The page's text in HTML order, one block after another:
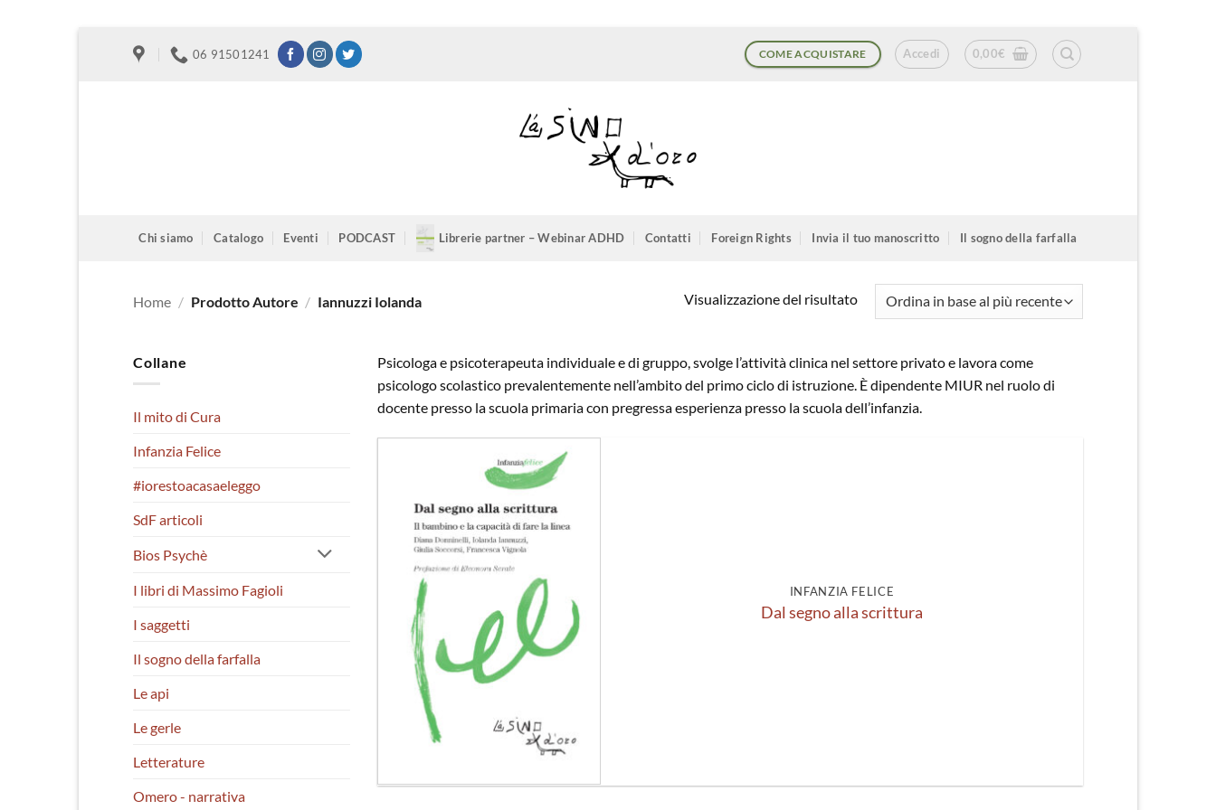
06 91501241 COME ACQUISTARE Accedi 0,00€
Chi siamo Catalogo Eventi PODCAST Librerie partner – Webinar ADHD Contatti Foreign Rights Invia il tuo manoscritto Il sogno della farfalla
Home / Prodotto Autore / Iannuzzi Iolanda Visualizzazione del risultato
Collane
Il mito di Cura
Infanzia Felice
#iorestoacasaeleggo
SdF articoli
Bios Psychè
I libri di Massimo Fagioli
I saggetti
Il sogno della farfalla
Le api
Le gerle
Letterature
Omero - narrativa
Psicologa e psicoterapeuta individuale e di gruppo, svolge l’attività clinica nel settore privato e lavora come
psicologo scolastico prevalentemente nell’ambito del primo ciclo di istruzione. È dipendente MIUR nel ruolo di
docente presso la scuola primaria con pregressa esperienza presso la scuola dell’infanzia.
Aggiungi
desideri
INFANZIA FELICE
Dal segno alla scrittura